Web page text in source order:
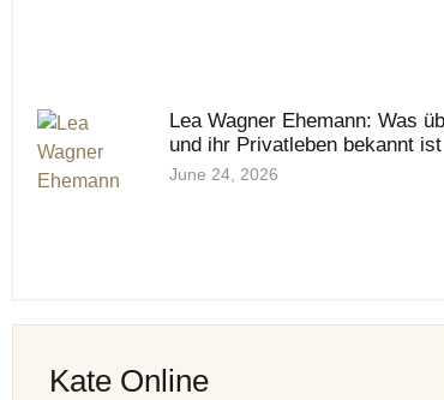
Lea Wagner Ehemann: Was
und ihr Privatleben bekannt ist
June 24, 2026
Kate Online